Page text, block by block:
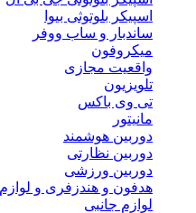
اسپیکر بلوتوثی بیوا
ساندبار و ساب ووفر
میکروفون
واقعیت مجازی
تلویزیون
تی وی باکس
مانیتور
دوربین هوشمند
دوربین نظارتی
دوربین ورزشی
هدفون و هندزفری و
لوازم جانبی